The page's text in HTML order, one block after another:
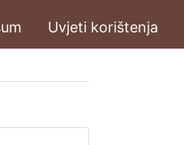
Uvjeti korištenja